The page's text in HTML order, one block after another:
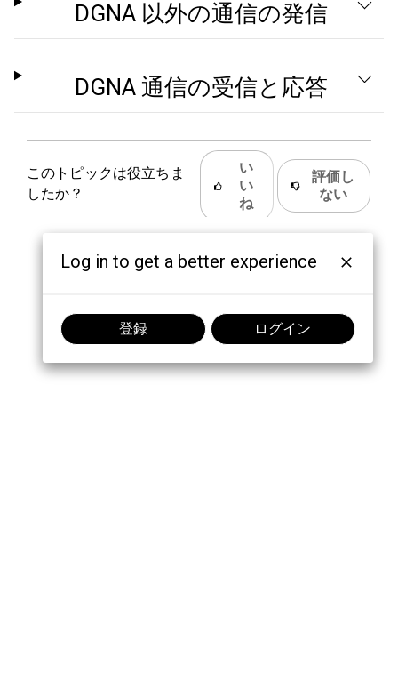
DGNA 以外の通信の発信
DGNA 通信の受信と応答
このトピックは役立ちま
したか？
い
い
ね
評価し
ない
Log in to get a better experience
登録 ログイン